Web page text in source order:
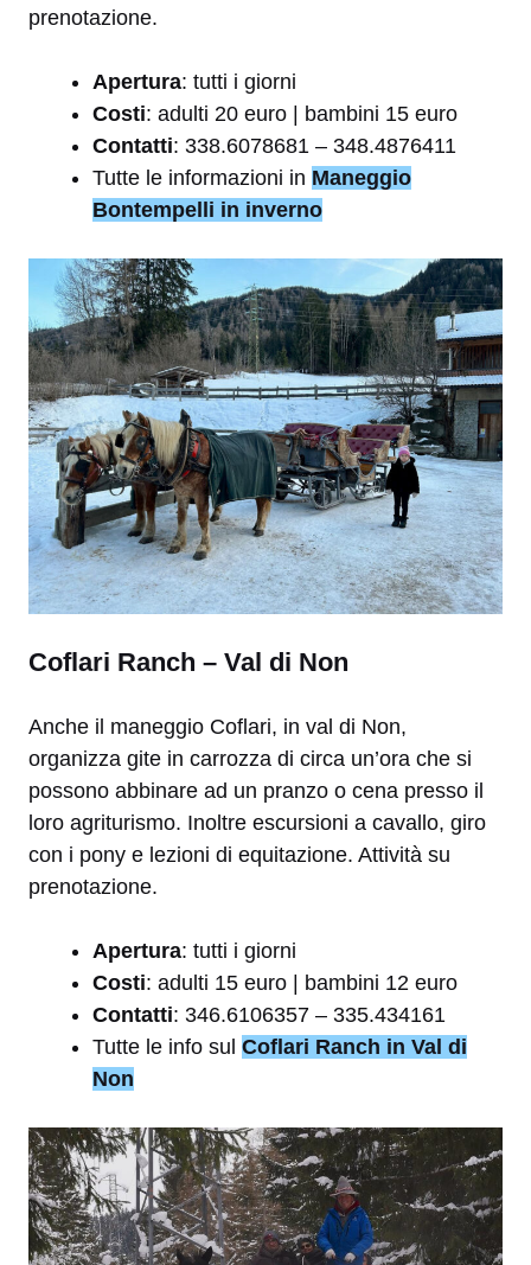
prenotazione.
Apertura: tutti i giorni
Costi: adulti 20 euro | bambini 15 euro
Contatti: 338.6078681 – 348.4876411
Tutte le informazioni in Maneggio
Bontempelli in inverno
Coflari Ranch – Val di Non
Anche il maneggio Coflari, in val di Non,
organizza gite in carrozza di circa un’ora che si
possono abbinare ad un pranzo o cena presso il
loro agriturismo. Inoltre escursioni a cavallo, giro
con i pony e lezioni di equitazione. Attività su
prenotazione.
Apertura: tutti i giorni
Costi: adulti 15 euro | bambini 12 euro
Contatti: 346.6106357 – 335.434161
Tutte le info sul Coflari Ranch in Val di
Non